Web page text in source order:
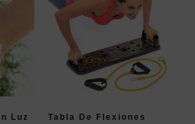
Luz
Tabla De Flexiones